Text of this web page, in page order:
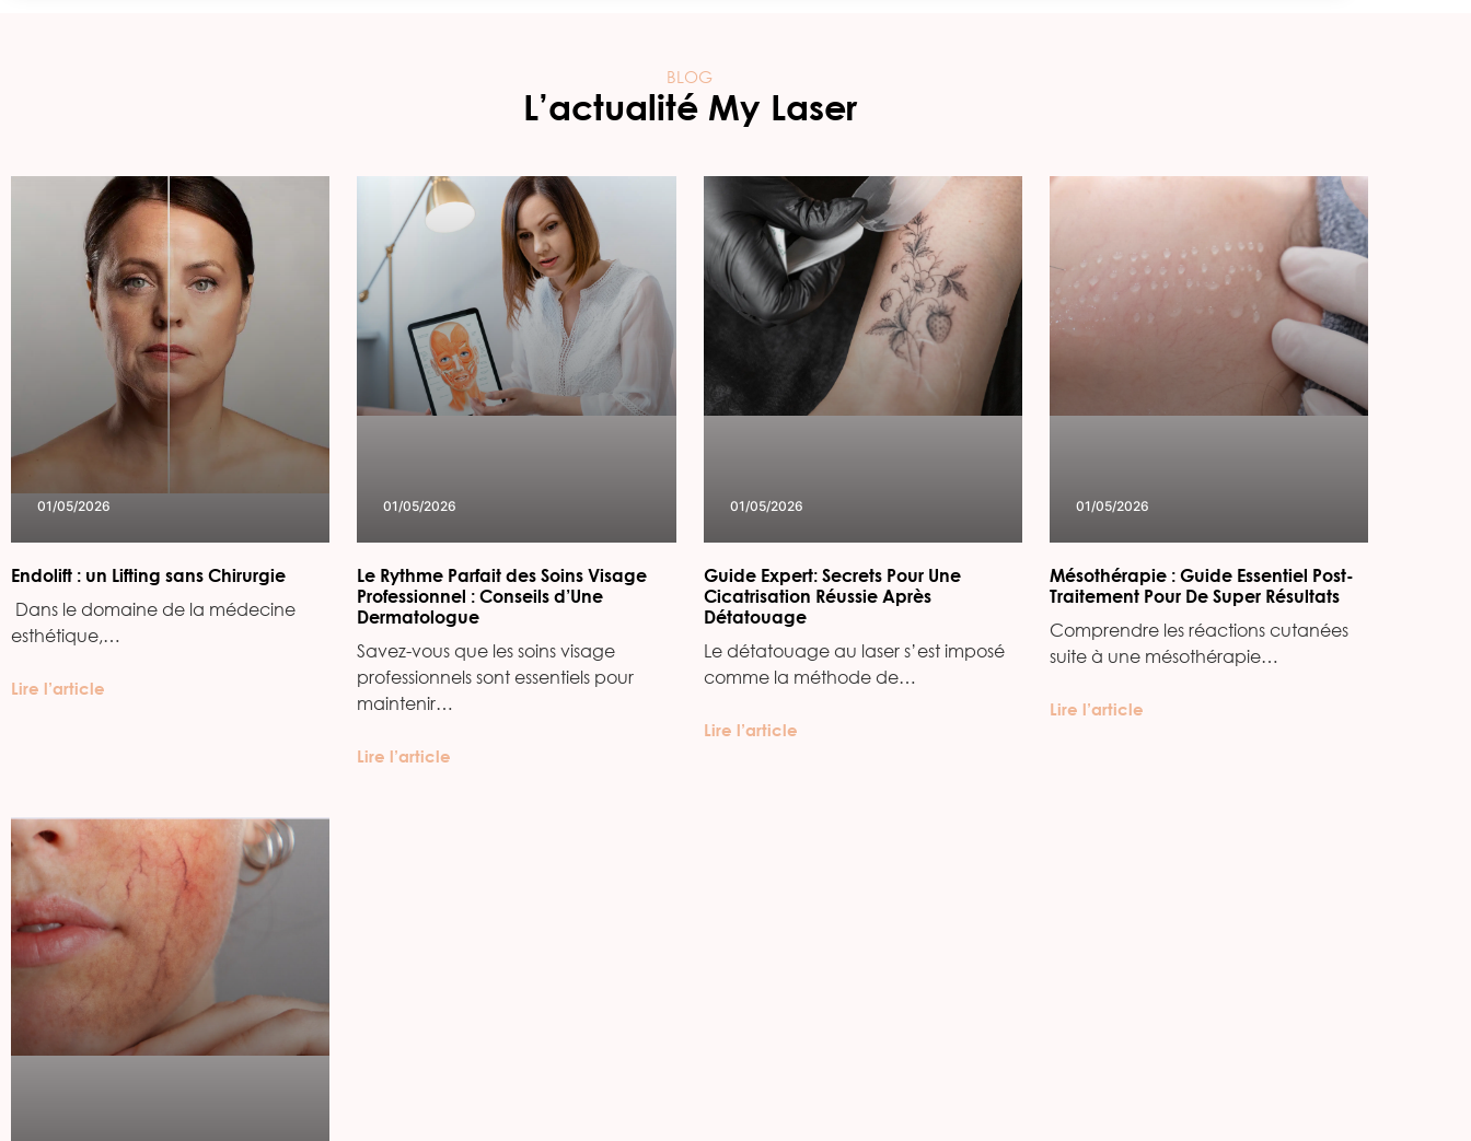
BLOG
L’actualité My Laser
01/05/2026
Endolift : un Lifting sans Chirurgie
‍ Dans le domaine de la médecine
esthétique,…
Lire l’article
01/05/2026
Le Rythme Parfait des Soins Visage
Professionnel : Conseils d’Une
Dermatologue
Savez-vous que les soins visage
professionnels sont essentiels pour
maintenir…
Lire l’article
01/05/2026
Guide Expert: Secrets Pour Une
Cicatrisation Réussie Après
Détatouage
Le détatouage au laser s’est imposé
comme la méthode de…
Lire l’article
01/05/2026
Mésothérapie : Guide Essentiel Post-
Traitement Pour De Super Résultats
Comprendre les réactions cutanées
suite à une mésothérapie…
Lire l’article